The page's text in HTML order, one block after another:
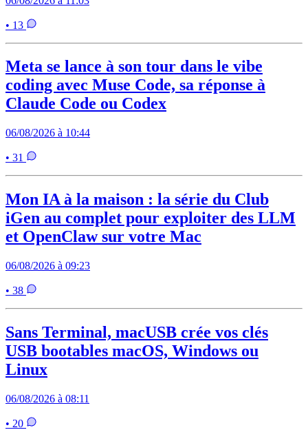
• 13
Meta se lance à son tour dans le vibe
coding avec Muse Code, sa réponse à
Claude Code ou Codex
06/08/2026 à 10:44
• 31
Mon IA à la maison : la série du Club
iGen au complet pour exploiter des LLM
et OpenClaw sur votre Mac
06/08/2026 à 09:23
• 38
Sans Terminal, macUSB crée vos clés
USB bootables macOS, Windows ou
Linux
06/08/2026 à 08:11
• 20